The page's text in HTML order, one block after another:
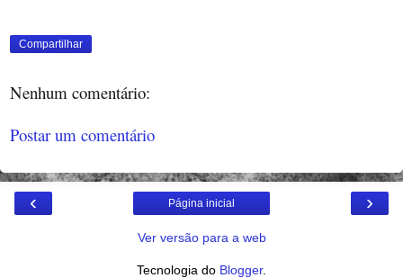
Compartilhar
Nenhum comentário:
Postar um comentário
‹ ›
Página inicial
Ver versão para a web
Tecnologia do Blogger.